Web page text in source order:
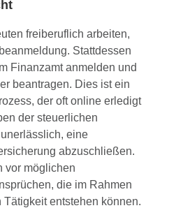
freiberuflich arbeiten,
Stattdessen
Finanzamt anmelden und
beantragen. Dies ist ein
der oft online erledigt
der steuerlichen
eine
abzuschließen.
vor möglichen
die im Rahmen
entstehen können.